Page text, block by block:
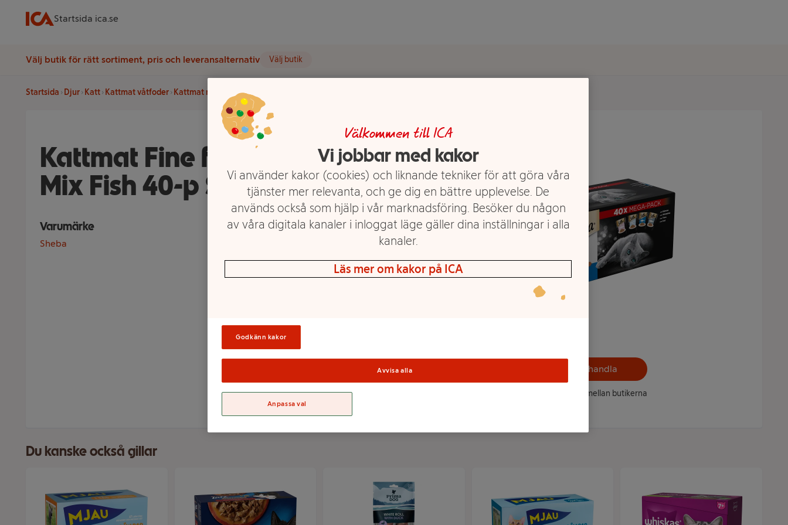
Startsida ica.se
Välj butik för rätt sortiment, pris och leveransalternativ Välj butik
Startsida Djur Katt Kattmat våtfoder Kattmat multipack Kattmat Fine flakes in gravy Mix Fish 40-p Sheba
Kattmat Fine flakes in gravy
Mix Fish 40-p Sheba
Varumärke
Sheba
Välj butik och handla
Sortimentet kan variera mellan butikerna
Du kanske också gillar
Välkommen till ICA
Vi jobbar med kakor
Vi använder kakor (cookies) och liknande tekniker för att göra våra
tjänster mer relevanta, och ge dig en bättre upplevelse. De
används också som hjälp i vår marknadsföring. Besöker du någon
av våra digitala kanaler i inloggat läge gäller dina inställningar i alla
kanaler.
Läs mer om kakor på ICA
Godkänn kakor
Avvisa alla
Anpassa val